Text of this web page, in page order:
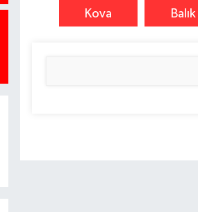
Kova Balık